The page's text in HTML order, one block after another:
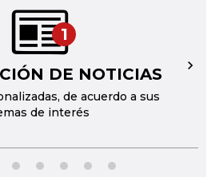
1
DE NOTICIAS
de acuerdo a sus
de interés
→